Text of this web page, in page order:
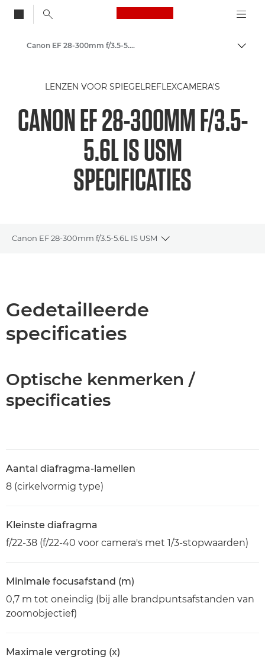
Canon Logo, back
Canon camera-lenzen
Canon EF 28-300mm f/3.5-5.6L IS USM - Lenses - Camera & Photo lenses
LENZEN VOOR SPIEGELREFLEXCAMERA'S
CANON EF 28-300MM F/3.5-
5.6L IS USM
SPECIFICATIES
Canon EF 28-300mm f/3.5-5.6L IS USM
Toggle breadcrumbs
Gedetailleerde
specificaties
Optische kenmerken /
specificaties
Aantal diafragma-lamellen
8 (cirkelvormig type)
Kleinste diafragma
f/22-38 (f/22-40 voor camera's met 1/3-stopwaarden)
Minimale focusafstand (m)
0,7 m tot oneindig (bij alle brandpuntsafstanden van
zoomobjectief)
Maximale vergroting (x)